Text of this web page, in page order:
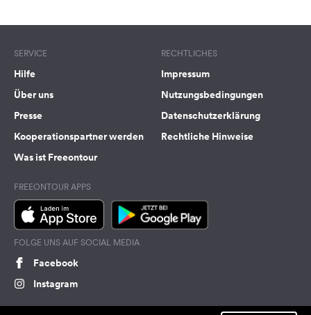
SERVICE
Hilfe
Über uns
Presse
Kooperationspartner werden
Was ist Freeontour
RECHTLICHES
Impressum
Nutzungsbedingungen
Datenschutzerklärung
Rechtliche Hinweise
FREEONTOUR APPS
FOLGE UNS AUF SOCIAL MEDIA
Facebook
Instagram